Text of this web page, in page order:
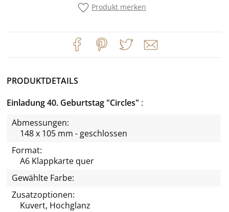
Produkt merken
PRODUKTDETAILS
Einladung 40. Geburtstag "Circles"
Abmessungen:
148 x 105 mm - geschlossen
Format:
A6 Klappkarte quer
Gewählte Farbe:
Zusatzoptionen:
Kuvert, Hochglanz